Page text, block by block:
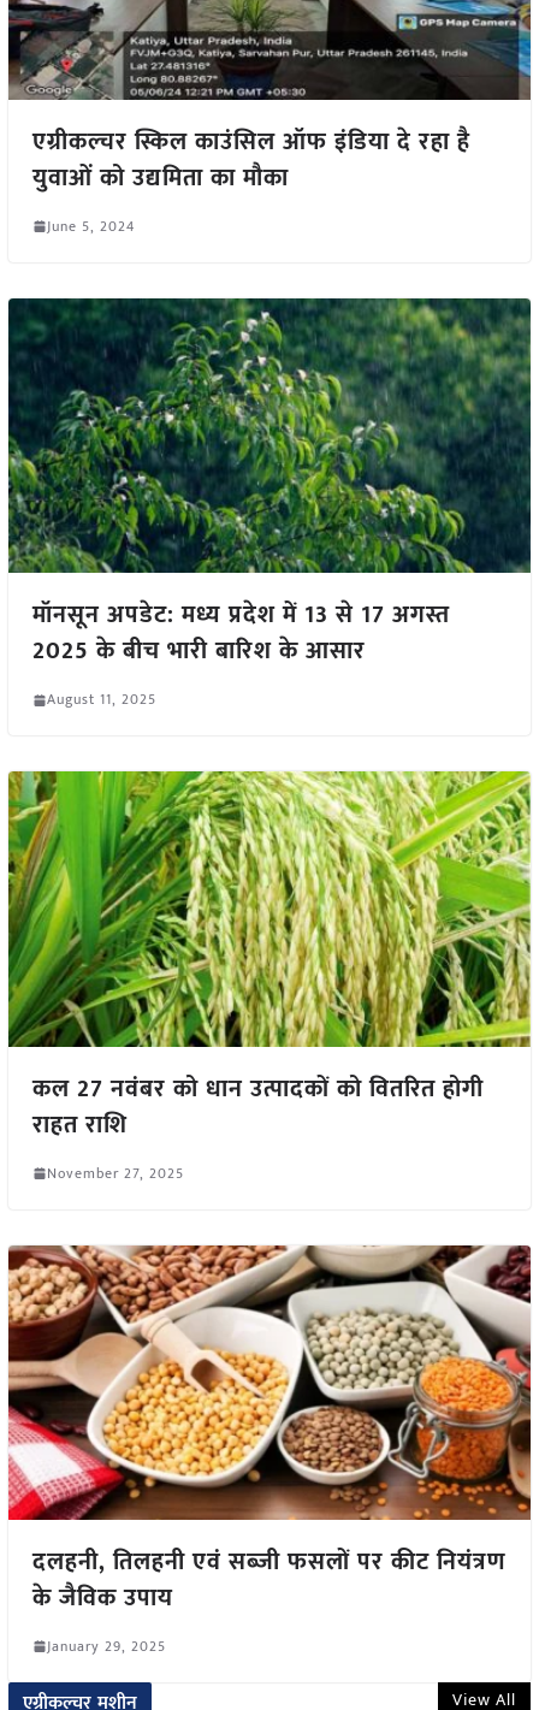
एग्रीकल्चर स्किल काउंसिल ऑफ इंडिया दे रहा है
युवाओं को उद्यमिता का मौका
June 5, 2024
मॉनसून अपडेट: मध्य प्रदेश में 13 से 17 अगस्त
2025 के बीच भारी बारिश के आसार
August 11, 2025
कल 27 नवंबर को धान उत्पादकों को वितरित होगी
राहत राशि
November 27, 2025
दलहनी, तिलहनी एवं सब्जी फसलों पर कीट नियंत्रण
के जैविक उपाय
January 29, 2025
एग्रीकल्चर मशीन View All